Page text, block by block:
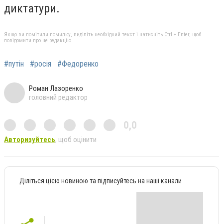
диктатури.
Якщо ви помітили помилку, виділіть необхідний текст і натисніть Ctrl + Enter, щоб
повідомити про це редакцію
#путін #росія #Федоренко
Роман Лазоренко
головний редактор
0,0
Авторизуйтесь, щоб оцінити
Діліться цією новиною та підписуйтесь на наші канали